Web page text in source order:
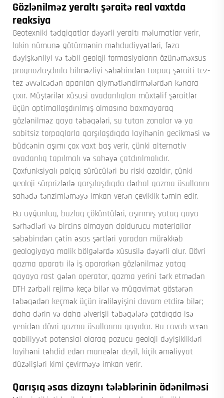
Gözlənilməz yeraltı şəraitə real vaxtda
reaksiya
Geotexniki tədqiqatlar dəyərli yeraltı məlumatlar verir,
lakin nümunə götürmənin məhdudiyyətləri, fəza
dəyişkənliyi və təbii geoloji formasiyaların özünəməxsus
proqnozlaşdırıla bilməzliyi səbəbindən torpaq şəraiti tez-
tez əvvəlcədən aparılan qiymətləndirmələrdən kənara
çıxır. Müştərilər xüsusi avadanlıqları müxtəlif şəraitlər
üçün optimallaşdırılmış olmasına baxmayaraq
gözlənilməz qaya təbəqələri, su tutan zonalar və ya
sabitsiz torpaqlarla qarşılaşdıqda layihənin gecikməsi və
büdcənin aşımı çox vaxt baş verir, çünki alternativ
avadanlıq tapılmalı və sahəyə çatdırılmalıdır.
Çoxfunksiyalı palçıq sürücüləri bu riski azaldır, çünki
geoloji sürprizlərlə qarşılaşdıqda dərhal qazma üsullarını
sahədə tənzimləməyə imkan verən çeviklik təmin edir.
Bu uyğunluq, buzlaq çöküntüləri, aşınmış yataq qaya
sərhədləri və bircins olmayan doldurucu materiallar
səbəbindən çətin əsas şərtləri yaradan mürəkkəb
geologiyaya malik bölgələrdə xüsusilə dəyərli olur. Dövri
qazma aparatı ilə iş apararkən gözlənilməz yataq
qayaya rast gələn operator, qazma yerini tərk etmədən
DTH zərbəli rejimə keçə bilər və müqavimət göstərən
təbəqədən keçmək üçün irəliləyişini davam etdirə bilər;
daha dərin və daha əlverişli təbəqələrə çatdıqda isə
yenidən dövri qazma üsullarına qayıdar. Bu cavab verən
qabiliyyət potensial olaraq pozucu geoloji dəyişiklikləri
layihəni təhdid edən maneələr deyil, kiçik əməliyyat
düzəlişləri kimi çevirməyə imkan verir.
Qarışıq əsas dizaynı tələblərinin ödənilməsi